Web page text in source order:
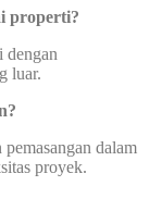
properti?
dengan
luar.
dalam
proyek.